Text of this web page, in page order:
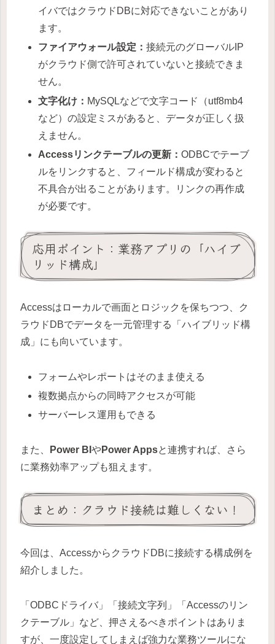
イバではクラウドDBに対応できないことがあり
ます。
ファイアウォール設定：接続元のグローバルIP
がクラウド側で許可されていないと接続できま
せん。
文字化け： MySQLなどで文字コード（utf8mb4
など）の設定ミスがあると、データが正しく扱
えません。
Accessリンクテーブルの更新：ODBCでテーブ
ルをリンクすると、フィールド構成が変わると
不具合が出ることがあります。リンクの再作成
が必要です。
応用ポイント：業務アプリの「ハイブ
リッド構成」
Accessはローカルで画面とロジックを保ちつつ、ク
ラウドDBでデータを一元管理する「ハイブリッド構
成」にも向いています。
フォームやレポートはそのまま使える
複数拠点からの同時アクセスが可能
サーバーレス運用もできる
また、 Power BI やPower Appsと連携すれば、さら
に業務効率アップも狙えます。
まとめ：クラウド接続は難しくない！
今回は、AccessからクラウドDBに接続する構成例を
紹介しました。
「ODBCドライバ」「接続文字列」「Accessのリン
クテーブル」など、押さえるべきポイントはありま
すが、一度設定してしまえば強力な業務ツールにな